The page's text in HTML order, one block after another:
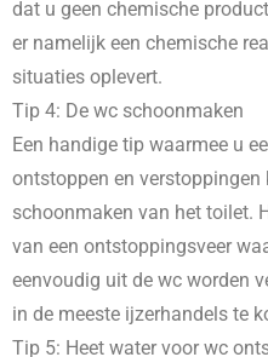
dat u geen chemische
er namelijk een chemische
situaties oplevert.
Tip 4: De wc schoonmaken
Een handige tip waarmee u
ontstoppen en
schoonmaken van het toilet.
van een ontstoppingsveer
eenvoudig uit de wc worden
in de meeste ijzerhandels te
Tip 5: Heet water voor wc